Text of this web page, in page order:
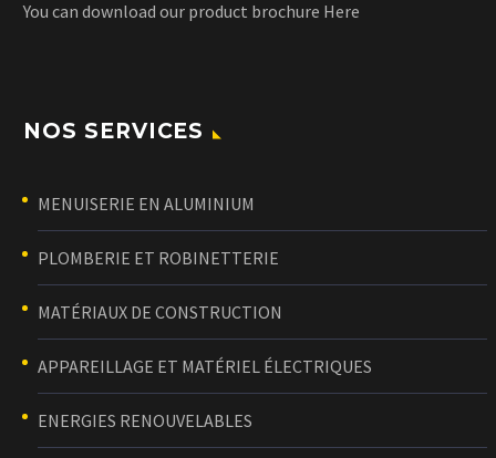
You can download our product brochure Here
NOS SERVICES
MENUISERIE EN ALUMINIUM
PLOMBERIE ET ROBINETTERIE
MATÉRIAUX DE CONSTRUCTION
APPAREILLAGE ET MATÉRIEL ÉLECTRIQUES
ENERGIES RENOUVELABLES